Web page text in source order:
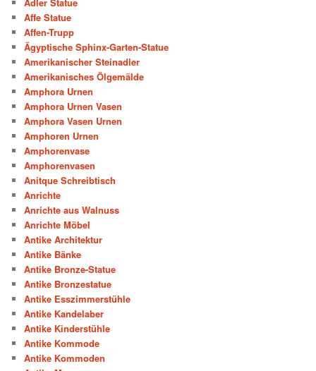
Adler Statue
Affe Statue
Affen-Trupp
Ägyptische Sphinx-Garten-Statue
Amerikanischer Steinadler
Amerikanisches Ölgemälde
Amphora Urnen
Amphora Urnen Vasen
Amphora Vasen Urnen
Amphoren Urnen
Amphorenvase
Amphorenvasen
Anitque Schreibtisch
Anrichte
Anrichte aus Walnuss
Anrichte Möbel
Antike Architektur
Antike Bänke
Antike Bronze-Statue
Antike Bronzestatue
Antike Esszimmerstühle
Antike Kandelaber
Antike Kinderstühle
Antike Kommode
Antike Kommoden